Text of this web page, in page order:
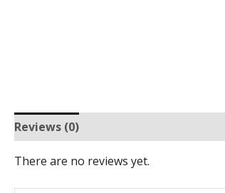
Reviews (0)
There are no reviews yet.